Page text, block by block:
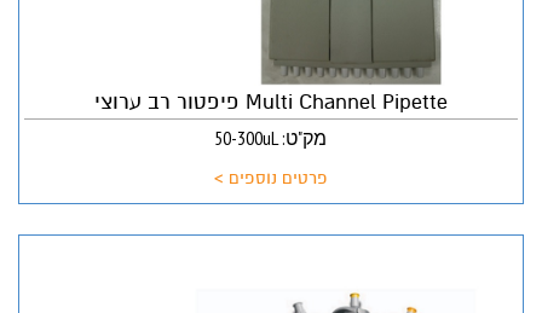
Multi Channel Pipette פיפטור רב ערוצי
מק"ט: 50-300uL
פרטים נוספים >